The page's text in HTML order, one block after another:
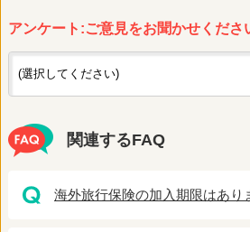
アンケート:ご意見をお聞かせくださ
関連するFAQ
海外旅行保険の加入期限はあり